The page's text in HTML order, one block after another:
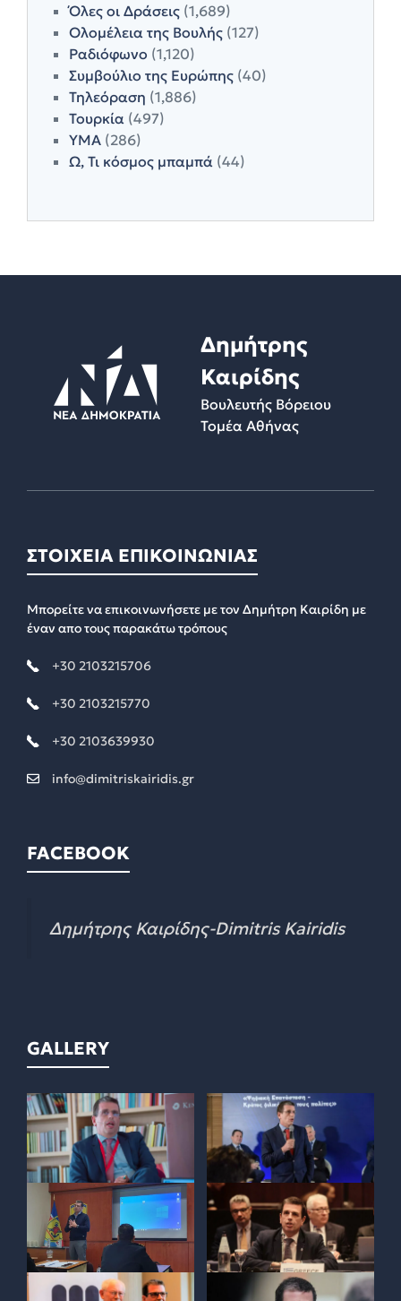
Όλες οι Δράσεις (1,689)
Ολομέλεια της Βουλής (127)
Ραδιόφωνο (1,120)
Συμβούλιο της Ευρώπης (40)
Τηλεόραση (1,886)
Τουρκία (497)
ΥΜΑ (286)
Ω, Τι κόσμος μπαμπά (44)
Δημήτρης
Καιρίδης
Βουλευτής Βόρειου
Τομέα Αθήνας
ΣΤΟΙΧΕΙΑ ΕΠΙΚΟΙΝΩΝΙΑΣ
Μπορείτε να επικοινωνήσετε με τον Δημήτρη Καιρίδη με
έναν απο τους παρακάτω τρόπους
+30 2103215706
+30 2103215770
+30 2103639930
info@dimitriskairidis.gr
FACEBOOK
Δημήτρης Καιρίδης-Dimitris Kairidis
GALLERY